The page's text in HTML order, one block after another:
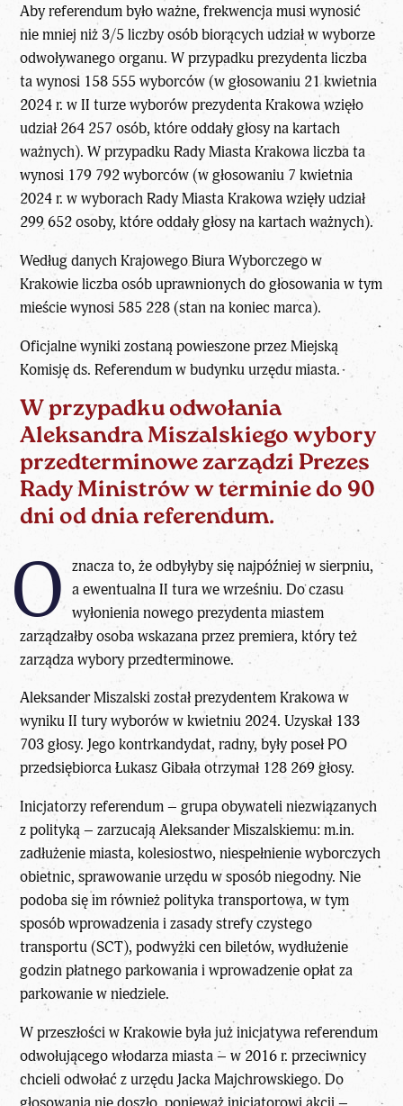
Aby referendum było ważne, frekwencja musi wynosić
nie mniej niż 3/5 liczby osób biorących udział w wyborze
odwoływanego organu. W przypadku prezydenta liczba
ta wynosi 158 555 wyborców (w głosowaniu 21 kwietnia
2024 r. w II turze wyborów prezydenta Krakowa wzięło
udział 264 257 osób, które oddały głosy na kartach
ważnych). W przypadku Rady Miasta Krakowa liczba ta
wynosi 179 792 wyborców (w głosowaniu 7 kwietnia
2024 r. w wyborach Rady Miasta Krakowa wzięły udział
299 652 osoby, które oddały głosy na kartach ważnych).
Według danych Krajowego Biura Wyborczego w
Krakowie liczba osób uprawnionych do głosowania w tym
mieście wynosi 585 228 (stan na koniec marca).
Oficjalne wyniki zostaną powieszone przez Miejską
Komisję ds. Referendum w budynku urzędu miasta.
W przypadku odwołania
Aleksandra Miszalskiego wybory
przedterminowe zarządzi Prezes
Rady Ministrów w terminie do 90
dni od dnia referendum.
O znacza to, że odbyłyby się najpóźniej w sierpniu,
a ewentualna II tura we wrześniu. Do czasu
wyłonienia nowego prezydenta miastem
zarządzałby osoba wskazana przez premiera, który też
zarządza wybory przedterminowe.
Aleksander Miszalski został prezydentem Krakowa w
wyniku II tury wyborów w kwietniu 2024. Uzyskał 133
703 głosy. Jego kontrkandydat, radny, były poseł PO
przedsiębiorca Łukasz Gibała otrzymał 128 269 głosy.
Inicjatorzy referendum – grupa obywateli niezwiązanych
z polityką – zarzucają Aleksander Miszalskiemu: m.in.
zadłużenie miasta, kolesiostwo, niespełnienie wyborczych
obietnic, sprawowanie urzędu w sposób niegodny. Nie
podoba się im również polityka transportowa, w tym
sposób wprowadzenia i zasady strefy czystego
transportu (SCT), podwyżki cen biletów, wydłużenie
godzin płatnego parkowania i wprowadzenie opłat za
parkowanie w niedziele.
W przeszłości w Krakowie była już inicjatywa referendum
odwołującego włodarza miasta – w 2016 r. przeciwnicy
chcieli odwołać z urzędu Jacka Majchrowskiego. Do